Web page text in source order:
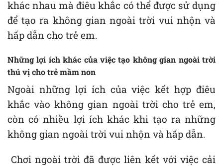
khác nhau mà điêu khắc có thể được sử dụng
để tạo ra không gian ngoài trời vui nhộn và
hấp dẫn cho trẻ em.
Những lợi ích khác của việc tạo không gian ngoài trời
thú vị cho trẻ mầm non
Ngoài những lợi ích của việc kết hợp điêu
khắc vào không gian ngoài trời cho trẻ em,
còn có nhiều lợi ích khác khi tạo ra những
không gian ngoài trời vui nhộn và hấp dẫn.
Chơi ngoài trời đã được liên kết với việc cải